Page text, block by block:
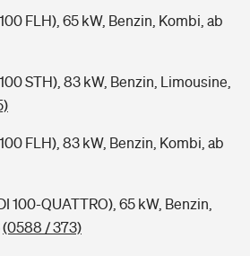
FLH), 65 kW, Benzin, Kombi, ab
STH), 83 kW, Benzin, Limousine,
FLH), 83 kW, Benzin, Kombi, ab
100-QUATTRO), 65 kW, Benzin,
(0588 / 373)